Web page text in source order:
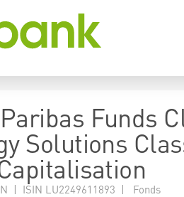
Funds
Solutions
| ISIN LU2249611893 | Fonds